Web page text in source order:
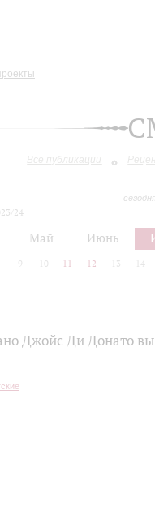
Все публикации
24
Май Июнь
9 10 11 12 13 14
Джойс Ди Донато